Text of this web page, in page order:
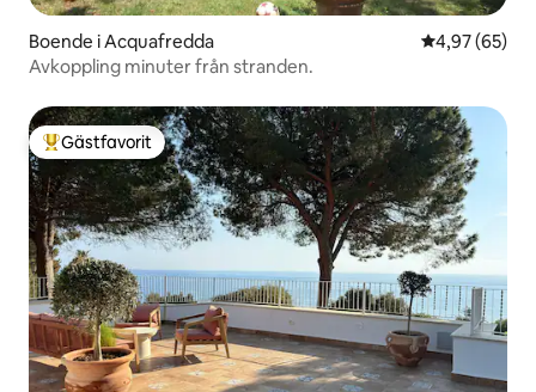
Boende i Acquafredda 4,97 av 5 i
4,97 (65)
Avkoppling minuter från stranden.
Populär gästfavorit
Gästfavorit